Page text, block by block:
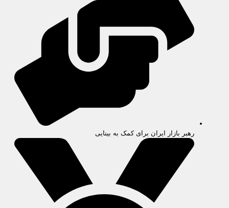
رهبر بازار ایران برای کمک به بینایی